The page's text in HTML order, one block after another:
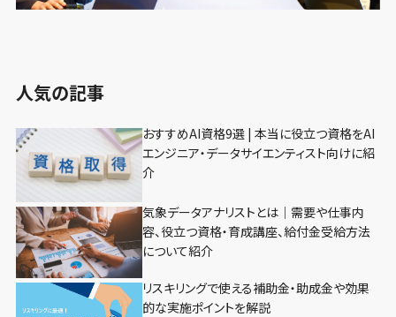
人気の記事
おすすめAI資格9選 | 本当に役立つ資格をAI
エンジニア・データサイエンティスト向けに紹
介
気象データアナリストとは｜需要や仕事内
容、役立つ資格・育成講座、給付金受給方法
について紹介
リスキリングで使える補助金・助成金や効果
的な実施ポイントを解説